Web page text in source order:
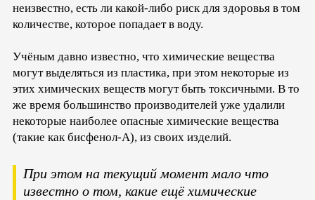
неизвестно, есть ли какой-либо риск для здоровья в том
количестве, которое попадает в воду.
Учёным давно известно, что химические вещества
могут выделяться из пластика, при этом некоторые из
этих химических веществ могут быть токсичными. В то
же время большинство производителей уже удалили
некоторые наиболее опасные химические вещества
(такие как бисфенол-А), из своих изделий.
При этом на текущий момент мало что
известно о том, какие ещё химические